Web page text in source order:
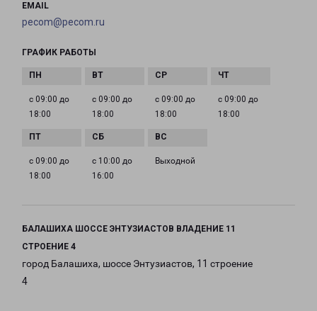
EMAIL
pecom@pecom.ru
ГРАФИК РАБОТЫ
с 09:00 до
18:00
с 09:00 до
18:00
с 09:00 до
18:00
с 09:00 до
18:00
с 09:00 до
18:00
с 10:00 до
16:00
Выходной
БАЛАШИХА ШОССЕ ЭНТУЗИАСТОВ ВЛАДЕНИЕ 11
СТРОЕНИЕ 4
город Балашиха, шоссе Энтузиастов, 11 строение
4